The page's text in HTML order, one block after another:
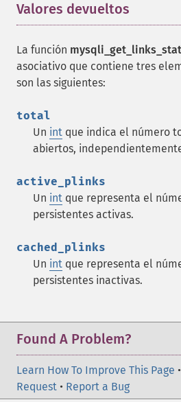
Valores devueltos
La función
asociativo que contiene tres
son las siguientes:
total
Un int que indica el número
abiertos,
active_plinks
Un int que representa el
persistentes activas.
cached_plinks
Un int que representa el
persistentes inactivas.
Found A Problem?
Learn How To Improve This Page •
Request • Report a Bug